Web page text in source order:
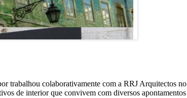
trabalhou colaborativamente com a RRJ Arquitectos no
de interior que convivem com diversos apontamentos